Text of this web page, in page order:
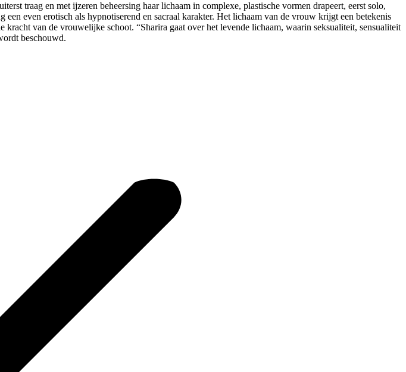
traag en met ijzeren beheersing haar lichaam in complexe, plastische vormen drapeert, eerst solo,
even erotisch als hypnotiserend en sacraal karakter. Het lichaam van de vrouw krijgt een betekenis
van de vrouwelijke schoot. “Sharira gaat over het levende lichaam, waarin seksualiteit, sensualiteit
beschouwd.